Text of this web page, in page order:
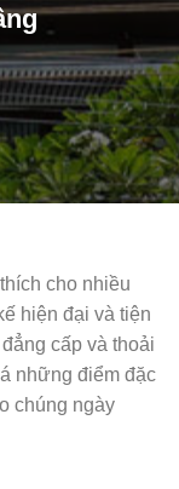
cho nhiều
hiện đại và tiện
cấp và thoải
những điểm đặc
chúng ngày